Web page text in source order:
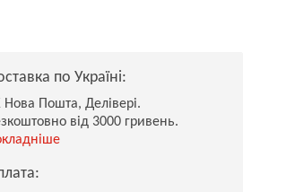
по Україні:
Нова Пошта, Делівері.
від 3000 гривень.